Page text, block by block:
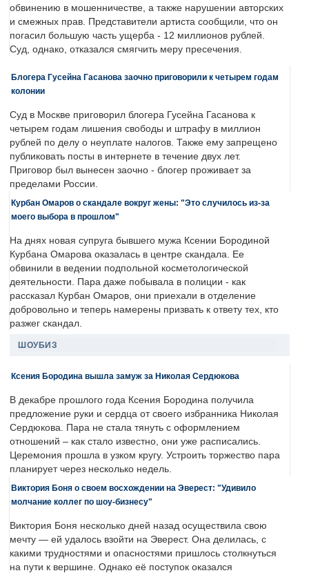
обвинению в мошенничестве, а также нарушении авторских
и смежных прав. Представители артиста сообщили, что он
погасил большую часть ущерба - 12 миллионов рублей.
Суд, однако, отказался смягчить меру пресечения.
Блогера Гусейна Гасанова заочно приговорили к четырем годам
колонии
Суд в Москве приговорил блогера Гусейна Гасанова к
четырем годам лишения свободы и штрафу в миллион
рублей по делу о неуплате налогов. Также ему запрещено
публиковать посты в интернете в течение двух лет.
Приговор был вынесен заочно - блогер проживает за
пределами России.
Курбан Омаров о скандале вокруг жены: "Это случилось из-за
моего выбора в прошлом"
На днях новая супруга бывшего мужа Ксении Бородиной
Курбана Омарова оказалась в центре скандала. Ее
обвинили в ведении подпольной косметологической
деятельности. Пара даже побывала в полиции - как
рассказал Курбан Омаров, они приехали в отделение
добровольно и теперь намерены призвать к ответу тех, кто
разжег скандал.
ШОУБИЗ
Ксения Бородина вышла замуж за Николая Сердюкова
В декабре прошлого года Ксения Бородина получила
предложение руки и сердца от своего избранника Николая
Сердюкова. Пара не стала тянуть с оформлением
отношений – как стало известно, они уже расписались.
Церемония прошла в узком кругу. Устроить торжество пара
планирует через несколько недель.
Виктория Боня о своем восхождении на Эверест: "Удивило
молчание коллег по шоу-бизнесу"
Виктория Боня несколько дней назад осуществила свою
мечту — ей удалось взойти на Эверест. Она делилась, с
какими трудностями и опасностями пришлось столкнуться
на пути к вершине. Однако её поступок оказался